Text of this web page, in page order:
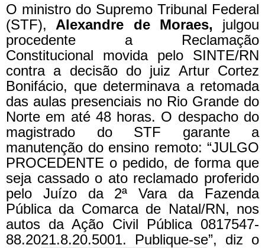
O ministro do Supremo Tribunal Federal
(STF), Alexandre de Moraes, julgou
procedente a Reclamação
Constitucional movida pelo SINTE/RN
contra a decisão do juiz Artur Cortez
Bonifácio, que determinava a retomada
das aulas presenciais no Rio Grande do
Norte em até 48 horas. O despacho do
magistrado do STF garante a
manutenção do ensino remoto: “JULGO
PROCEDENTE o pedido, de forma que
seja cassado o ato reclamado proferido
pelo Juízo da 2ª Vara da Fazenda
Pública da Comarca de Natal/RN, nos
autos da Ação Civil Pública 0817547-
88.2021.8.20.5001. Publique-se”, diz o